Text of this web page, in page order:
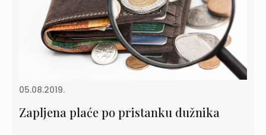
05.08.2019.
Zapljena plaće po pristanku dužnika